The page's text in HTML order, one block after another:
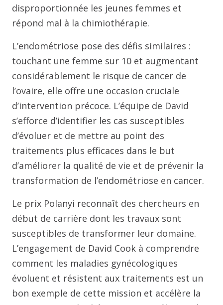
disproportionnée les jeunes femmes et
répond mal à la chimiothérapie.
L’endométriose pose des défis similaires :
touchant une femme sur 10 et augmentant
considérablement le risque de cancer de
l’ovaire, elle offre une occasion cruciale
d’intervention précoce. L’équipe de David
s’efforce d’identifier les cas susceptibles
d’évoluer et de mettre au point des
traitements plus efficaces dans le but
d’améliorer la qualité de vie et de prévenir la
transformation de l’endométriose en cancer.
Le prix Polanyi reconnaît des chercheurs en
début de carrière dont les travaux sont
susceptibles de transformer leur domaine.
L’engagement de David Cook à comprendre
comment les maladies gynécologiques
évoluent et résistent aux traitements est un
bon exemple de cette mission et accélère la